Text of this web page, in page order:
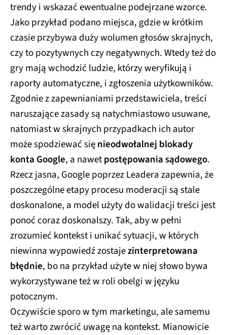
trendy i wskazać ewentualne podejrzane wzorce.
Jako przykład podano miejsca, gdzie w krótkim
czasie przybywa duży wolumen głosów skrajnych,
czy to pozytywnych czy negatywnych. Wtedy też do
gry mają wchodzić ludzie, którzy weryfikują i
raporty automatyczne, i zgłoszenia użytkowników.
Zgodnie z zapewnianiami przedstawiciela, treści
naruszające zasady są natychmiastowo usuwane,
natomiast w skrajnych przypadkach ich autor
może spodziewać sięnieodwołalnej blokady
konta Google, a nawetpostępowania sądowego.
Rzecz jasna, Google poprzez Leadera zapewnia, że
poszczególne etapy procesu moderacji są stale
doskonalone, a model użyty do walidacji treści jest
ponoć coraz doskonalszy. Tak, aby w pełni
zrozumieć kontekst i unikać sytuacji, w których
niewinna wypowiedź zostajezinterpretowana
błędnie, bo na przykład użyte w niej słowo bywa
wykorzystywane też w roli obelgi w języku
potocznym.
Oczywiście sporo w tym marketingu, ale samemu
też warto zwrócić uwagę na kontekst. Mianowicie